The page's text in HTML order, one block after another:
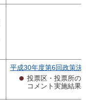
平成30年度第6回政策決
投票区・投票所の
コメント実施結果